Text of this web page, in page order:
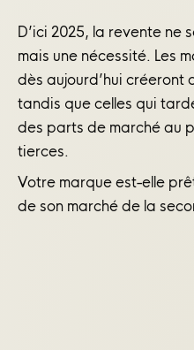
D’ici 2025, la revente ne
mais une nécessité. Les
dès aujourd’hui créeront
tandis que celles qui
des parts de marché au
tierces.
Votre marque est-elle
de son marché de la